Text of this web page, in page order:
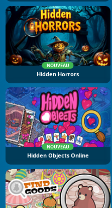
NOUVEAU
Hidden Horrors
NOUVEAU
Hidden Objects Online